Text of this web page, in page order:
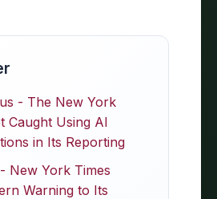
- The New York
Caught Using AI
in Its Reporting
New York Times
Warning to Its